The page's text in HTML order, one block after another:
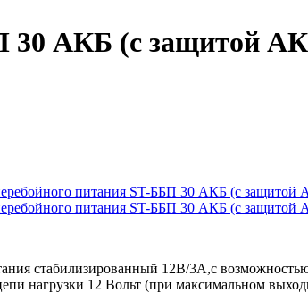
30 АКБ (с защитой
стабилизированный 12В/3А,с
нагрузки 12 Вольт (при максимальном